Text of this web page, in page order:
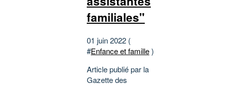
familiales"
01 juin 2022 (
#Enfance et famille)
Article publié par la
Gazette des